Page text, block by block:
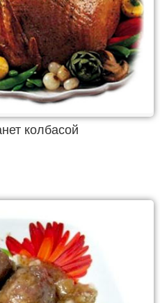
колбасой